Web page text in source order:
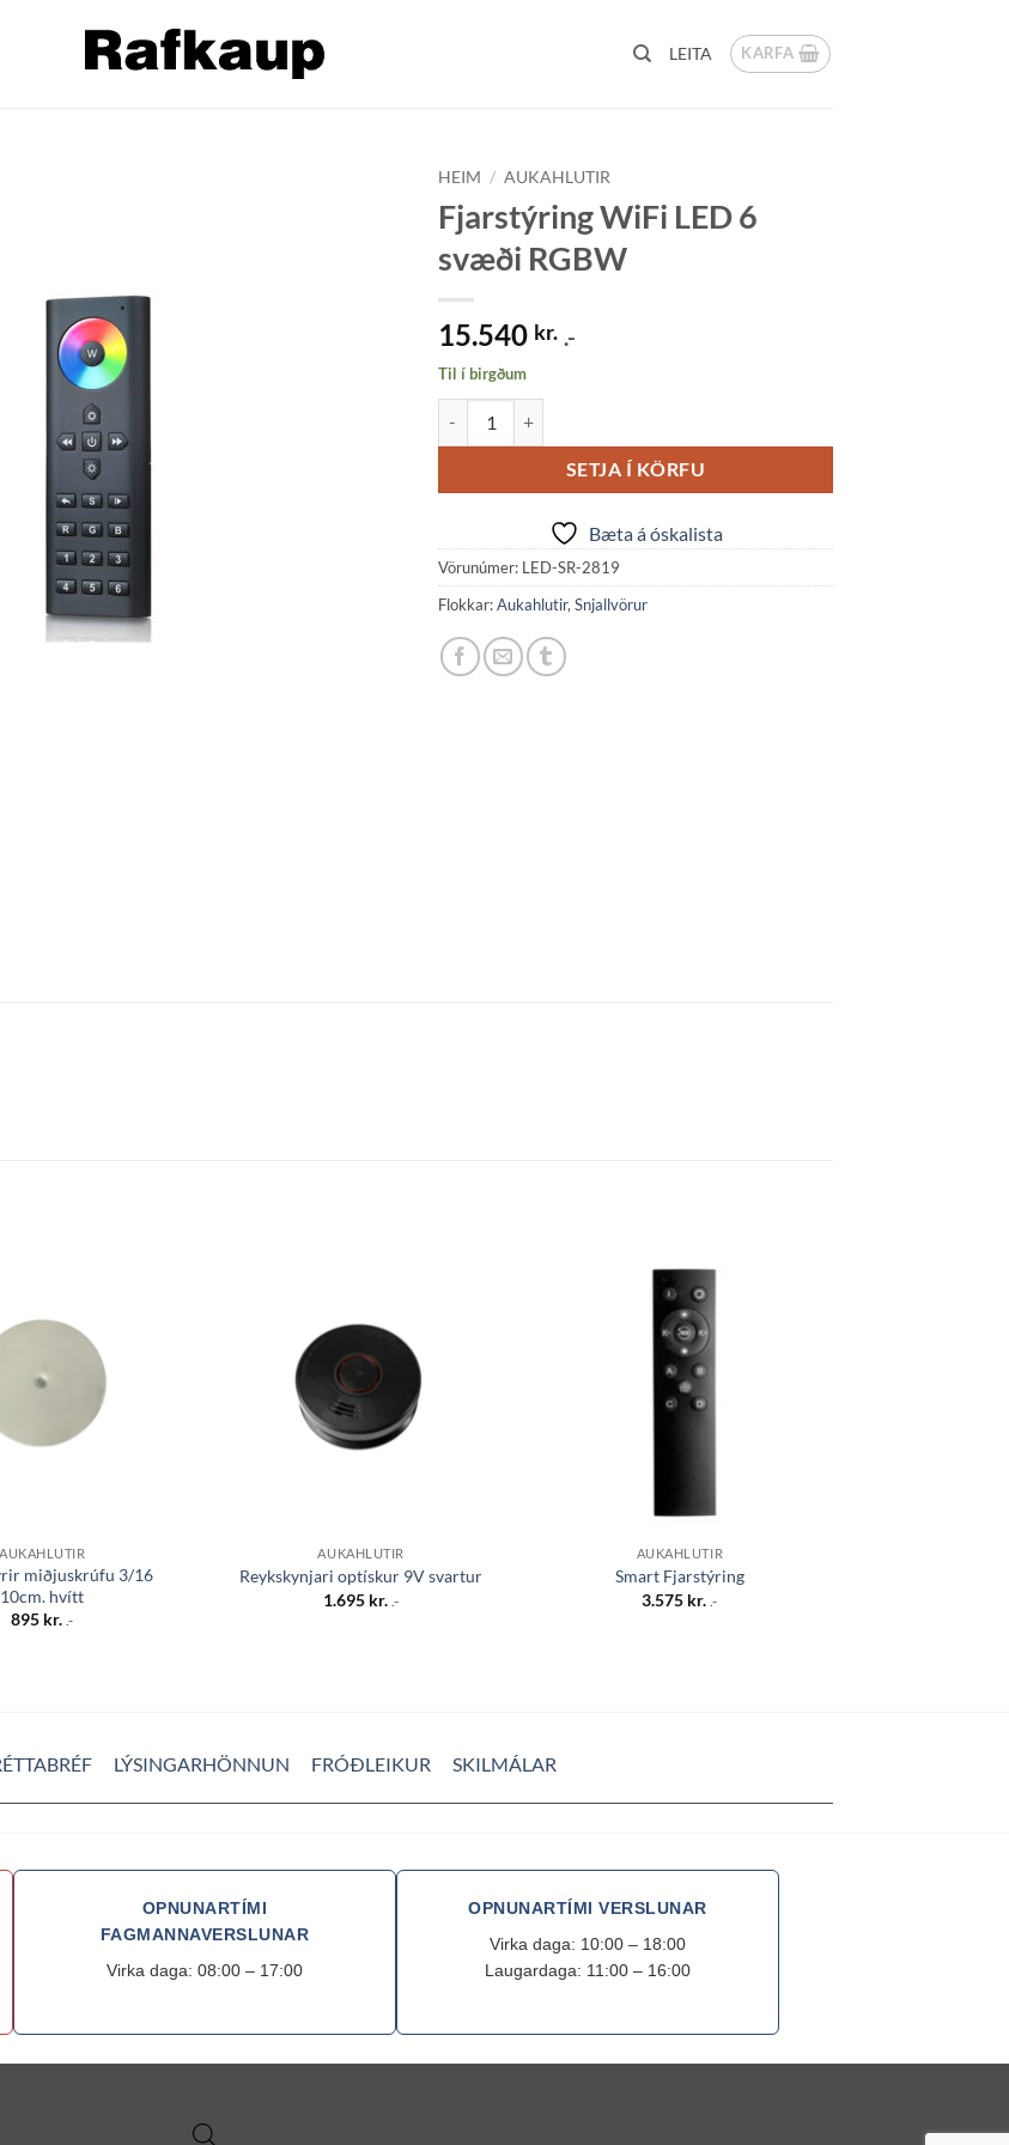
LEITA KARFA
HEIM / AUKAHLUTIR
Fjarstýring WiFi LED 6
svæði RGBW
15.540 kr. .-
Til í birgðum
SETJA Í KÖRFU
Bæta á óskalista
Vörunúmer: LED-SR-2819
Flokkar:Aukahlutir, Snjallvörur
AUKAHLUTIR
miðjuskrúfu 3/16
10cm. hvítt
895 kr. .-
AUKAHLUTIR
Reykskynjari optískur 9V svartur
1.695 kr. .-
AUKAHLUTIR
Smart Fjarstýring
3.575 kr. .-
LÝSINGARHÖNNUN FRÓÐLEIKUR SKILMÁLAR
OPNUNARTÍMI
FAGMANNAVERSLUNAR
Virka daga: 08:00 – 17:00
OPNUNARTÍMI VERSLUNAR
Virka daga: 10:00 – 18:00
Laugardaga: 11:00 – 16:00